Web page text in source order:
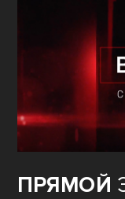
ПРЯМОЙ